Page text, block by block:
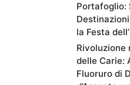
Portafoglio:
la Festa
Rivoluzione
delle Carie:
Fluoruro di